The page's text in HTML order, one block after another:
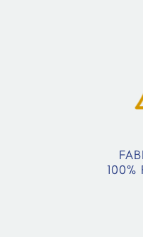
100%